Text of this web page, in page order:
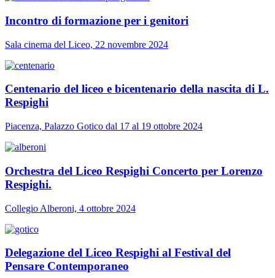
Incontro di formazione per i genitori
Sala cinema del Liceo, 22 novembre 2024
Centenario del liceo e bicentenario della nascita di L.
Respighi
Piacenza, Palazzo Gotico dal 17 al 19 ottobre 2024
Orchestra del Liceo Respighi Concerto per Lorenzo
Respighi.
Collegio Alberoni, 4 ottobre 2024
Delegazione del Liceo Respighi al Festival del
Pensare Contemporaneo